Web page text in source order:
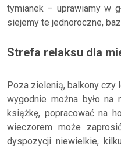
tymianek – uprawiamy w
siejemy te jednoroczne,
Strefa relaksu dla
Poza zielenią, balkony czy
wygodnie można było na
książkę, popracować na
wieczorem może
dyspozycji niewielkie,